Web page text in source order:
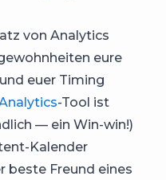
von Analytics
eure
euer Timing
-Tool ist
— ein Win-win!)
Kalender
beste Freund eines